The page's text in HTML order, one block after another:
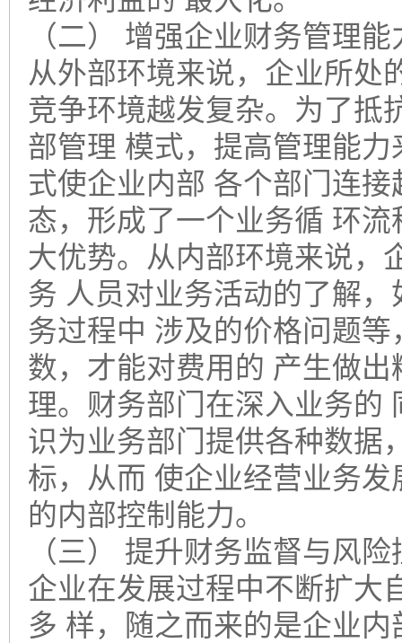
（二） 增强企业财务管理能
从外部环境来说，企业所处
竞争环境越发复杂。为了抵
部管理 模式，提高管理能
式使企业内部 各个部门连
态，形成了一个业务循 环
大优势。从内部环境来说，
务 人员对业务活动的了解
务过程中 涉及的价格问题
数，才能对费用的 产生做
理。财务部门在深入业务的
识为业务部门提供各种数据
标，从而 使企业经营业务
的内部控制能力。
（三） 提升财务监督与风
企业在发展过程中不断扩大
多 样，随之而来的是企业